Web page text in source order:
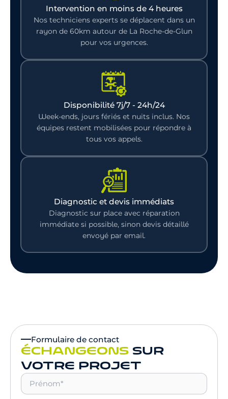
Intervention en moins de 4 heures
Nos techniciens experts se déplacent dans un
rayon de 60km autour de La Roche-de-Glun
pour vos urgences.
Disponibilité 7j/7 - 24h/24
Week-ends, jours fériés et nuits inclus. Nos
équipes restent mobilisées pour répondre à
tous vos appels.
Diagnostic et devis immédiats
Diagnostic sur place avec réparation
immédiate si possible, sinon devis détaillé
envoyé par email.
Formulaire de contact
ÉCHANGEONS SUR
VOTRE PROJET